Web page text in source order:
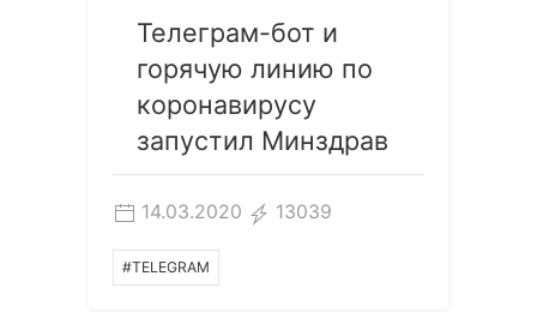
Телеграм-бот и
горячую линию по
коронавирусу
запустил Минздрав
14.03.2020 13039
#TELEGRAM